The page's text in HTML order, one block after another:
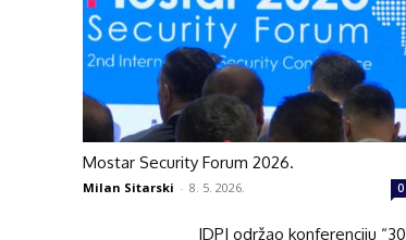
Mostar Security Forum 2026.
Milan Sitarski - 8. 5. 2026. 0
IDPI održao konferenciju “30